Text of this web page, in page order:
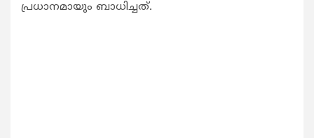
പ്രധാനമായും ബാധിച്ചത്.